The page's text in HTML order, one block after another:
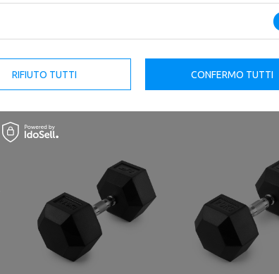
Prezzo del prodotto più
RIFIUTO TUTTI CONFERMO TUTTI